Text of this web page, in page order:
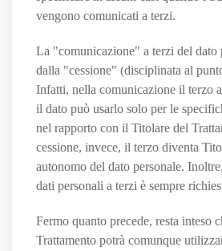
vengono comunicati a terzi.
La "comunicazione" a terzi del dato
dalla "cessione" (disciplinata al
Infatti, nella comunicazione il terzo
il dato può usarlo solo per le
nel rapporto con il Titolare del
cessione, invece, il terzo diventa
autonomo del dato personale.
dati personali a terzi è sempre
Fermo quanto precede, resta inteso
Trattamento potrà comunque